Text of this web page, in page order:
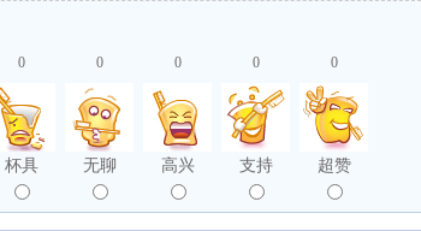
0
杯具
0
无聊
0
高兴
0
支持
0
超赞